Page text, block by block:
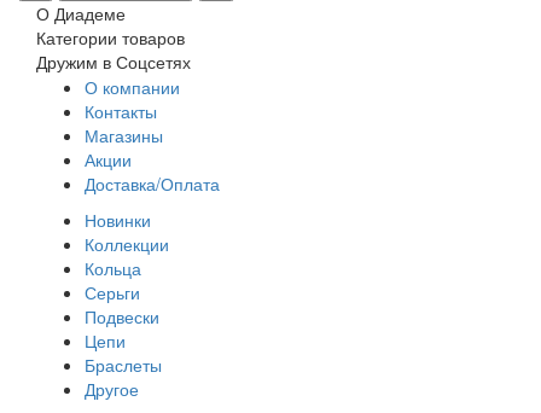
О Диадеме
Категории товаров
Дружим в Соцсетях
О компании
Контакты
Магазины
Акции
Доставка/Оплата
Новинки
Коллекции
Кольца
Серьги
Подвески
Цепи
Браслеты
Другое